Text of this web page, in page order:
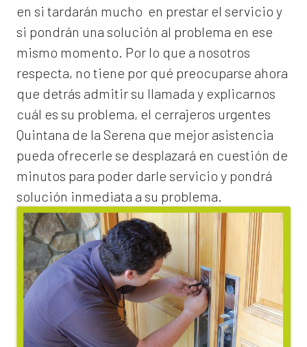
en si tardarán mucho en prestar el servicio y
si pondrán una solución al problema en ese
mismo momento. Por lo que a nosotros
respecta, no tiene por qué preocuparse ahora
que detrás admitir su llamada y explicarnos
cuál es su problema, el cerrajeros urgentes
Quintana de la Serena que mejor asistencia
pueda ofrecerle se desplazará en cuestión de
minutos para poder darle servicio y pondrá
solución inmediata a su problema.